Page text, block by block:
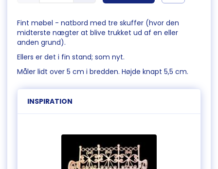
Fint møbel - natbord med tre skuffer (hvor den
midterste nægter at blive trukket ud af en eller
anden grund).
Ellers er det i fin stand; som nyt.
Måler lidt over 5 cm i bredden. Højde knapt 5,5 cm.
INSPIRATION